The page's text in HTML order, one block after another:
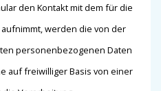
den Kontakt mit dem für die
werden die von der
personenbezogenen Daten
auf freiwilliger Basis von einer